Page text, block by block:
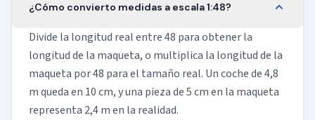
¿Cómo convierto medidas a escala 1:48?
Divide la longitud real entre 48 para obtener la
longitud de la maqueta, o multiplica la longitud de la
maqueta por 48 para el tamaño real. Un coche de 4,8
m queda en 10 cm, y una pieza de 5 cm en la maqueta
representa 2,4 m en la realidad.